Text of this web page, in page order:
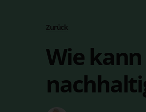
Zurück
Wie kann